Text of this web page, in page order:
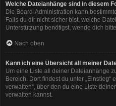
Welche Dateianhänge sind in diesem
Die Board-Administration kann
Falls du dir nicht sicher bist, welche
Unterstützung benötigst, wende dich
Nach oben
Kann ich eine Übersicht all meiner
Um eine Liste all deiner Dateianhänge
Bereich. Dort findest du unter „Einstieg“
verwalten“, über den du eine Liste
verwalten kannst.